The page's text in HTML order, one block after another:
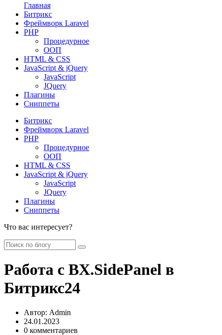
Главная
Битрикс
Фреймворк Laravel
PHP
Процедурное
ООП
HTML & CSS
JavaScript & jQuery
JavaScript
JQuery
Плагины
Сниппеты
Битрикс
Фреймворк Laravel
PHP
Процедурное
ООП
HTML & CSS
JavaScript & jQuery
JavaScript
JQuery
Плагины
Сниппеты
Что вас интересует?
Работа с BX.SidePanel в
Битрикс24
Автор: Admin
24.01.2023
0 комментариев